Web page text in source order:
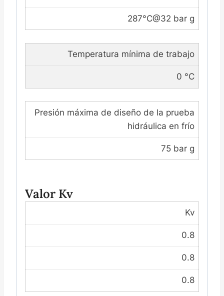
287°C@32 bar g
Temperatura mínima de trabajo
0 °C
Presión máxima de diseño de la prueba
hidráulica en frío
75 bar g
Valor Kv
Kv
0.8
0.8
0.8